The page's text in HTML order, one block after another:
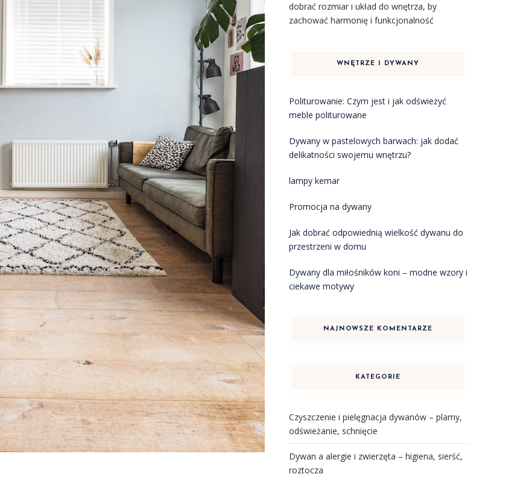
dobrać rozmiar i układ do wnętrza, by
zachować harmonię i funkcjonalność
WNĘTRZE I DYWANY
Politurowanie: Czym jest i jak odświeżyć
meble politurowane
Dywany w pastelowych barwach: jak dodać
delikatności swojemu wnętrzu?
lampy kemar
Promocja na dywany
Jak dobrać odpowiednią wielkość dywanu do
przestrzeni w domu
Dywany dla miłośników koni – modne wzory i
ciekawe motywy
NAJNOWSZE KOMENTARZE
KATEGORIE
Czyszczenie i pielęgnacja dywanów – plamy,
odświeżanie, schnięcie
Dywan a alergie i zwierzęta – higiena, sierść,
roztocza